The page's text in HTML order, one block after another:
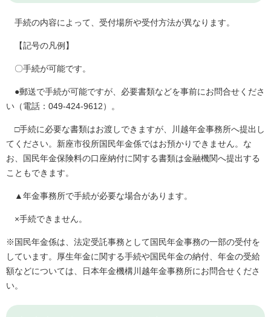
手続の内容によって、受付場所や受付方法が異なります。
【記号の凡例】
〇手続が可能です。
●郵送で手続が可能ですが、必要書類などを事前にお問合せくださ
い（電話：049-424-9612）。
□手続に必要な書類はお渡しできますが、川越年金事務所へ提出し
てください。新座市役所国民年金係ではお預かりできません。な
お、国民年金保険料の口座納付に関する書類は金融機関へ提出する
こともできます。
▲年金事務所で手続が必要な場合があります。
×手続できません。
※国民年金係は、法定受託事務として国民年金事務の一部の受付を
しています。厚生年金に関する手続や国民年金の納付、年金の受給
額などについては、日本年金機構川越年金事務所にお問合せくださ
い。